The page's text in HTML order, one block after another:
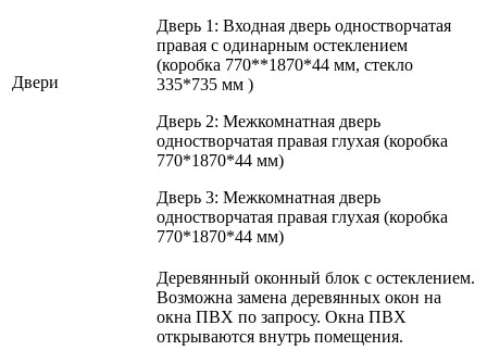
Двери
Дверь 1: Входная дверь одностворчатая
правая с одинарным остеклением
(коробка 770**1870*44 мм, стекло
335*735 мм )
Дверь 2: Межкомнатная дверь
одностворчатая правая глухая (коробка
770*1870*44 мм)
Дверь 3: Межкомнатная дверь
одностворчатая правая глухая (коробка
770*1870*44 мм)
Деревянный оконный блок с остеклением.
Возможна замена деревянных окон на
окна ПВХ по запросу. Окна ПВХ
открываются внутрь помещения.